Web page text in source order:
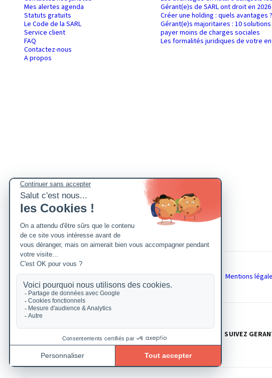
Mes alertes agenda
Statuts gratuits
Le Code de la SARL
Service client
FAQ
Contactez-nous
A propos
Gérant(e)s de SARL ont droit en 2026
Créer une holding : quels avantages ?
Gérant(e)s majoritaires : 10
payer moins de charges sociales
Les formalités juridiques de votre
Mentions
SUIVEZ